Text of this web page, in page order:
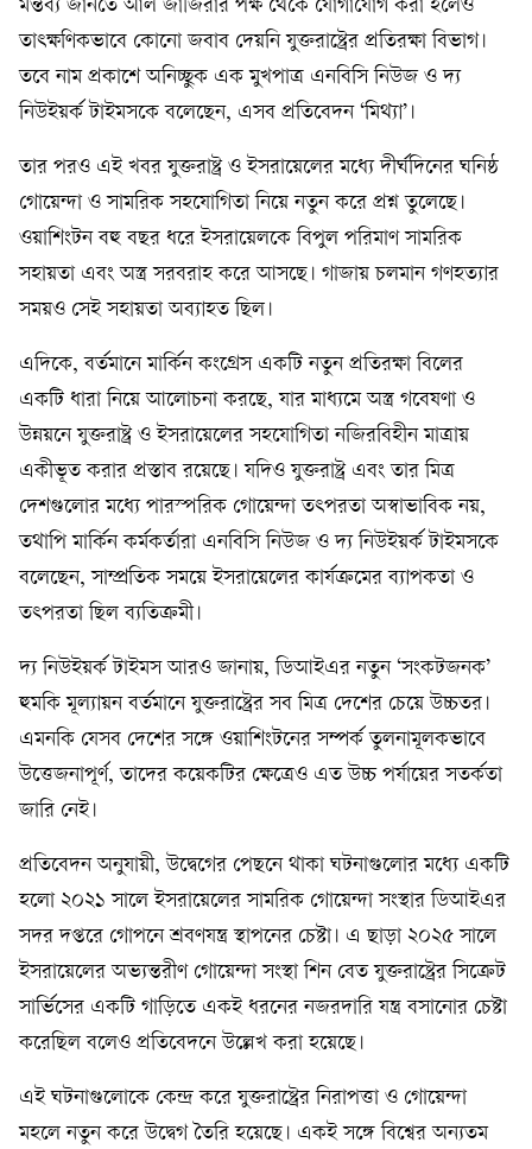
মন্তব্য জানতে আল জাজিরার পক্ষ থেকে যোগাযোগ করা হলেও
তাৎক্ষণিকভাবে কোনো জবাব দেয়নি যুক্তরাষ্ট্রের প্রতিরক্ষা বিভাগ।
তবে নাম প্রকাশে অনিচ্ছুক এক মুখপাত্র এনবিসি নিউজ ও দ্য
নিউইয়র্ক টাইমসকে বলেছেন, এসব প্রতিবেদন ‘মিথ্যা’।
তার পরও এই খবর যুক্তরাষ্ট্র ও ইসরায়েলের মধ্যে দীর্ঘদিনের ঘনিষ্ঠ
গোয়েন্দা ও সামরিক সহযোগিতা নিয়ে নতুন করে প্রশ্ন তুলেছে।
ওয়াশিংটন বহু বছর ধরে ইসরায়েলকে বিপুল পরিমাণ সামরিক
সহায়তা এবং অস্ত্র সরবরাহ করে আসছে। গাজায় চলমান গণহত্যার
সময়ও সেই সহায়তা অব্যাহত ছিল।
এদিকে, বর্তমানে মার্কিন কংগ্রেস একটি নতুন প্রতিরক্ষা বিলের
একটি ধারা নিয়ে আলোচনা করছে, যার মাধ্যমে অস্ত্র গবেষণা ও
উন্নয়নে যুক্তরাষ্ট্র ও ইসরায়েলের সহযোগিতা নজিরবিহীন মাত্রায়
একীভূত করার প্রস্তাব রয়েছে। যদিও যুক্তরাষ্ট্র এবং তার মিত্র
দেশগুলোর মধ্যে পারস্পরিক গোয়েন্দা তৎপরতা অস্বাভাবিক নয়,
তথাপি মার্কিন কর্মকর্তারা এনবিসি নিউজ ও দ্য নিউইয়র্ক টাইমসকে
বলেছেন, সাম্প্রতিক সময়ে ইসরায়েলের কার্যক্রমের ব্যাপকতা ও
তৎপরতা ছিল ব্যতিক্রমী।
দ্য নিউইয়র্ক টাইমস আরও জানায়, ডিআইএর নতুন ‘সংকটজনক’
হুমকি মূল্যায়ন বর্তমানে যুক্তরাষ্ট্রের সব মিত্র দেশের চেয়ে উচ্চতর।
এমনকি যেসব দেশের সঙ্গে ওয়াশিংটনের সম্পর্ক তুলনামূলকভাবে
উত্তেজনাপূর্ণ, তাদের কয়েকটির ক্ষেত্রেও এত উচ্চ পর্যায়ের সতর্কতা
জারি নেই।
প্রতিবেদন অনুযায়ী, উদ্বেগের পেছনে থাকা ঘটনাগুলোর মধ্যে একটি
হলো ২০২১ সালে ইসরায়েলের সামরিক গোয়েন্দা সংস্থার ডিআইএর
সদর দপ্তরে গোপনে শ্রবণযন্ত্র স্থাপনের চেষ্টা। এ ছাড়া ২০২৫ সালে
ইসরায়েলের অভ্যন্তরীণ গোয়েন্দা সংস্থা শিন বেত যুক্তরাষ্ট্রের সিক্রেট
সার্ভিসের একটি গাড়িতে একই ধরনের নজরদারি যন্ত্র বসানোর চেষ্টা
করেছিল বলেও প্রতিবেদনে উল্লেখ করা হয়েছে।
এই ঘটনাগুলোকে কেন্দ্র করে যুক্তরাষ্ট্রের নিরাপত্তা ও গোয়েন্দা
মহলে নতুন করে উদ্বেগ তৈরি হয়েছে। একই সঙ্গে বিশ্বের অন্যতম